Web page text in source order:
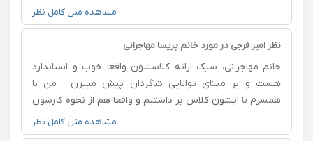
از تجریبات ارزشمند ایشان هم در زمینه آموزش ریاضی و به
طور کلی در موضوع یادگیری و چگونگی مواجه با دروس درسی
بسیار استفاده کردیم. با آرزوی موفقیت برای ایشان
مشاهده متن کامل نظر
نظر امیر فرجی در مورد خانم پریسا مهاجرانی
خانم مهاجرانی، سبک ارائه کلاسشون واقعا خوب و استاندارد
هست و بر مبنای توانایی شاگردان پیش میبرن ، من با
همسرم با ایشون کلاس بر داشتیم و واقعا هم از نحوه کارشون
راضی هستیم چون برای ما خیلی مهم بود که بتونیم برای
مدیریت وقتمون هر دو در یک زمان برنامه ی یوگای خودمون
مشاهده متن کامل نظر